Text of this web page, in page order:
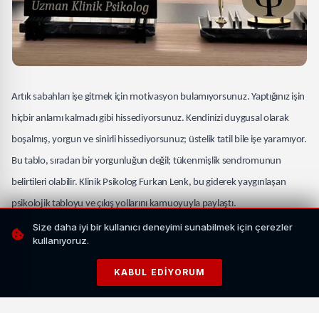
Artık sabahları işe gitmek için motivasyon bulamıyorsunuz. Yaptığınız işin
hiçbir anlamı kalmadı gibi hissediyorsunuz. Kendinizi duygusal olarak
boşalmış, yorgun ve sinirli hissediyorsunuz; üstelik tatil bile işe yaramıyor.
Bu tablo, sıradan bir yorgunluğun değil; tükenmişlik sendromunun
belirtileri olabilir. Klinik Psikolog Furkan Lenk, bu giderek yaygınlaşan
psikolojik tabloyu ve çıkış yollarını kamuoyuyla paylaştı.
Dünya Sağlık Örgütü, 2019 yılında tükenmişlik sendromunun (burnout)
Bu karar; tükenmişliğin artık yalnızca "motivasyon sorunu" olmadığını,
tedavi gerektiren gerçek bir mesleki fenomen olduğunu tescil etti. Van
Size daha iyi bir kullanıcı deneyimi sunabilmek için çerezler
kullanıyoruz.
KABUL EDIYORUM